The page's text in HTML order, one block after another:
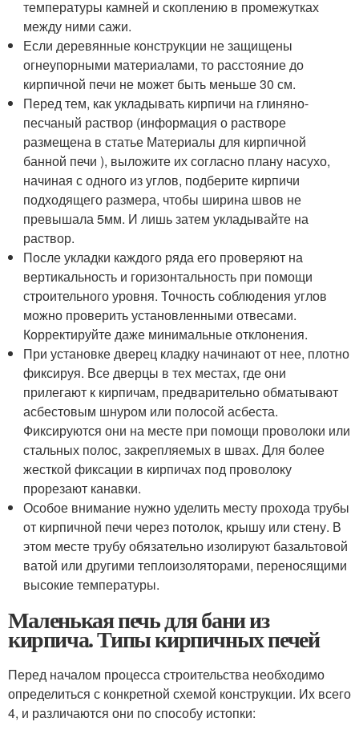
температуры камней и скоплению в промежутках
между ними сажи.
Если деревянные конструкции не защищены
огнеупорными материалами, то расстояние до
кирпичной печи не может быть меньше 30 см.
Перед тем, как укладывать кирпичи на глиняно-
песчаный раствор (информация о растворе
размещена в статье Материалы для кирпичной
банной печи ), выложите их согласно плану насухо,
начиная с одного из углов, подберите кирпичи
подходящего размера, чтобы ширина швов не
превышала 5мм. И лишь затем укладывайте на
раствор.
После укладки каждого ряда его проверяют на
вертикальность и горизонтальность при помощи
строительного уровня. Точность соблюдения углов
можно проверить установленными отвесами.
Корректируйте даже минимальные отклонения.
При установке дверец кладку начинают от нее, плотно
фиксируя. Все дверцы в тех местах, где они
прилегают к кирпичам, предварительно обматывают
асбестовым шнуром или полосой асбеста.
Фиксируются они на месте при помощи проволоки или
стальных полос, закрепляемых в швах. Для более
жесткой фиксации в кирпичах под проволоку
прорезают канавки.
Особое внимание нужно уделить месту прохода трубы
от кирпичной печи через потолок, крышу или стену. В
этом месте трубу обязательно изолируют базальтовой
ватой или другими теплоизоляторами, переносящими
высокие температуры.
Маленькая печь для бани из
кирпича. Типы кирпичных печей
Перед началом процесса строительства необходимо
определиться с конкретной схемой конструкции. Их всего
4, и различаются они по способу истопки: